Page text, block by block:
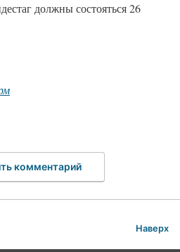
должны состояться 26
комментарий
Наверх